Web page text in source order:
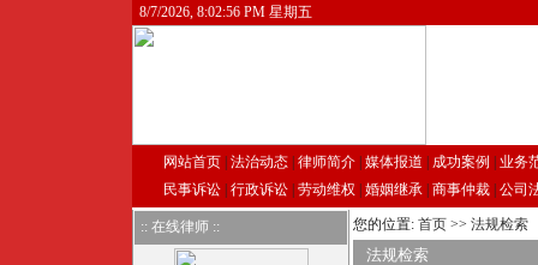
8/7/2026, 8:02:56 PM 星期五
网站首页 法治动态 律师简介 媒体报道 成功案例
业务
民事诉讼 行政诉讼 劳动维权 婚姻继承 商事仲裁 公司
:: 在线律师 :: 您的位置: 首页 >> 法规检索
法规检索